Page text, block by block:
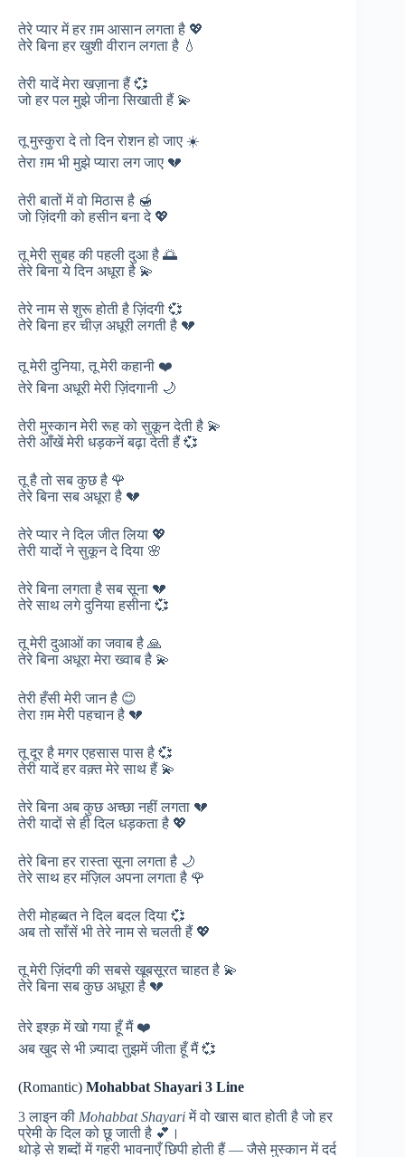
तेरे प्यार में हर ग़म आसान लगता है 💖
तेरे बिना हर खुशी वीरान लगता है 💧
तेरी यादें मेरा खज़ाना हैं 💞
जो हर पल मुझे जीना सिखाती हैं 💫
तू मुस्कुरा दे तो दिन रोशन हो जाए ☀️
तेरा ग़म भी मुझे प्यारा लग जाए 💔
तेरी बातों में वो मिठास है 🍯
जो ज़िंदगी को हसीन बना दे 💖
तू मेरी सुबह की पहली दुआ है 🌅
तेरे बिना ये दिन अधूरा है 💫
तेरे नाम से शुरू होती है ज़िंदगी 💞
तेरे बिना हर चीज़ अधूरी लगती है 💔
तू मेरी दुनिया, तू मेरी कहानी ❤️
तेरे बिना अधूरी मेरी ज़िंदगानी 🌙
तेरी मुस्कान मेरी रूह को सुकून देती है 💫
तेरी आँखें मेरी धड़कनें बढ़ा देती हैं 💞
तू है तो सब कुछ है 🌹
तेरे बिना सब अधूरा है 💔
तेरे प्यार ने दिल जीत लिया 💖
तेरी यादों ने सुकून दे दिया 🌸
तेरे बिना लगता है सब सूना 💔
तेरे साथ लगे दुनिया हसीना 💞
तू मेरी दुआओं का जवाब है 🙏
तेरे बिना अधूरा मेरा ख्वाब है 💫
तेरी हँसी मेरी जान है 😊
तेरा ग़म मेरी पहचान है 💔
तू दूर है मगर एहसास पास है 💞
तेरी यादें हर वक़्त मेरे साथ हैं 💫
तेरे बिना अब कुछ अच्छा नहीं लगता 💔
तेरी यादों से ही दिल धड़कता है 💖
तेरे बिना हर रास्ता सूना लगता है 🌙
तेरे साथ हर मंज़िल अपना लगता है 🌹
तेरी मोहब्बत ने दिल बदल दिया 💞
अब तो साँसें भी तेरे नाम से चलती हैं 💖
तू मेरी ज़िंदगी की सबसे खूबसूरत चाहत है 💫
तेरे बिना सब कुछ अधूरा है 💔
तेरे इश्क़ में खो गया हूँ मैं ❤️
अब खुद से भी ज़्यादा तुझमें जीता हूँ मैं 💞
(Romantic) Mohabbat Shayari 3 Line
3 लाइन की Mohabbat Shayariमें वो खास बात होती है जो हर
प्रेमी के दिल को छू जाती है 💕।
थोड़े से शब्दों में गहरी भावनाएँ छिपी होती हैं — जैसे मुस्कान में दर्द